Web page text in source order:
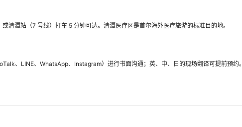
清潭站（7 号线）打车 5 分钟可达。清潭医疗区是首尔海外医疗旅游的标准目的地。
、LINE、WhatsApp、Instagram）进行书面沟通；英、中、日的现场翻译可提前预约。